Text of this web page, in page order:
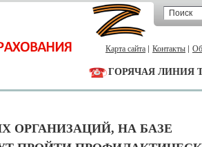
Карта сайта Контакты
ГОРЯЧАЯ ЛИНИЯ
ОРГАНИЗАЦИЙ, НА БАЗЕ